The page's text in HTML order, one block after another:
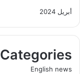
أبريل 2024
Categories
English news